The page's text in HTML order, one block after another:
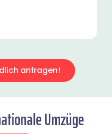
anfragen!
Umzüge